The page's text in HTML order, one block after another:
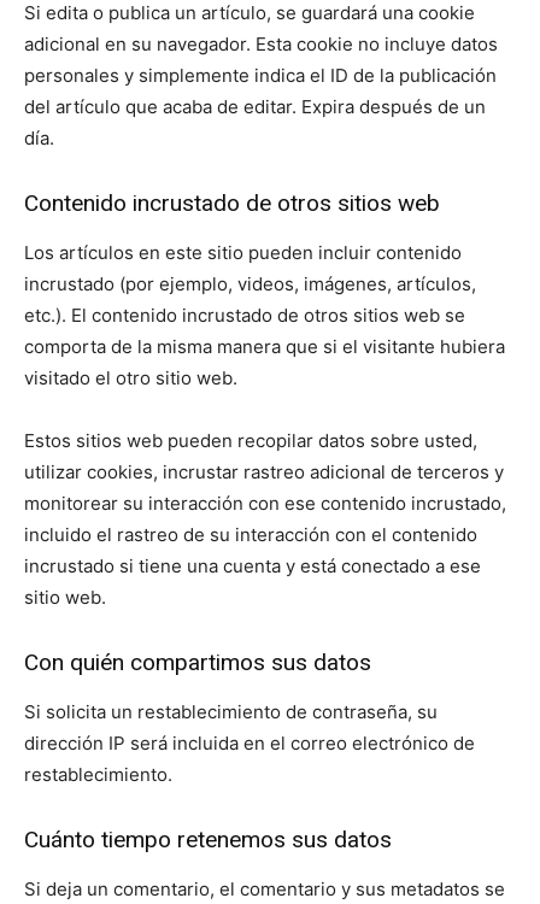
Si edita o publica un artículo, se guardará una cookie
adicional en su navegador. Esta cookie no incluye datos
personales y simplemente indica el ID de la publicación
del artículo que acaba de editar. Expira después de un
día.
Contenido incrustado de otros sitios web
Los artículos en este sitio pueden incluir contenido
incrustado (por ejemplo, videos, imágenes, artículos,
etc.). El contenido incrustado de otros sitios web se
comporta de la misma manera que si el visitante hubiera
visitado el otro sitio web.
Estos sitios web pueden recopilar datos sobre usted,
utilizar cookies, incrustar rastreo adicional de terceros y
monitorear su interacción con ese contenido incrustado,
incluido el rastreo de su interacción con el contenido
incrustado si tiene una cuenta y está conectado a ese
sitio web.
Con quién compartimos sus datos
Si solicita un restablecimiento de contraseña, su
dirección IP será incluida en el correo electrónico de
restablecimiento.
Cuánto tiempo retenemos sus datos
Si deja un comentario, el comentario y sus metadatos se